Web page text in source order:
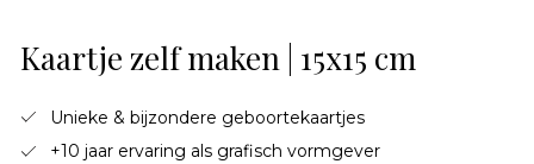
Kaartje zelf maken | 15x15 cm
Unieke & bijzondere geboortekaartjes
+10 jaar ervaring als grafisch vormgever